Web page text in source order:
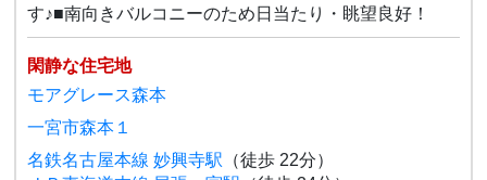
す♪■南向きバルコニーのため日当たり・眺望良好！
閑静な住宅地
モアグレース森本
一宮市森本１
名鉄名古屋本線 妙興寺駅 （徒歩 22分）